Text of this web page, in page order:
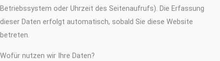
Betriebssystem oder Uhrzeit des Seitenaufrufs). Die Erfassung
dieser Daten erfolgt automatisch, sobald Sie diese Website
betreten.
Wofür nutzen wir Ihre Daten?